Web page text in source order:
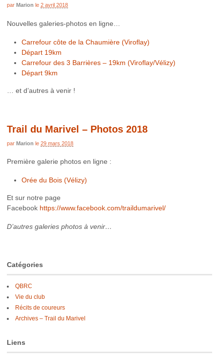
par Marion le 2 avril 2018
Nouvelles galeries-photos en ligne…
Carrefour côte de la Chaumière (Viroflay)
Départ 19km
Carrefour des 3 Barrières – 19km (Viroflay/Vélizy)
Départ 9km
… et d’autres à venir !
Trail du Marivel – Photos 2018
par Marion le 29 mars 2018
Première galerie photos en ligne :
Orée du Bois (Vélizy)
Et sur notre page
Facebook https://www.facebook.com/traildumarivel/
D’autres galeries photos à venir…
Catégories
QBRC
Vie du club
Récits de coureurs
Archives – Trail du Marivel
Liens